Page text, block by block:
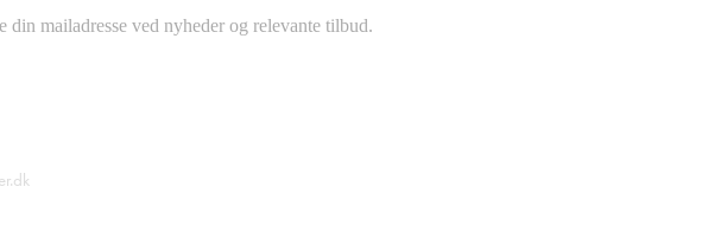
mailadresse ved nyheder og relevante tilbud.